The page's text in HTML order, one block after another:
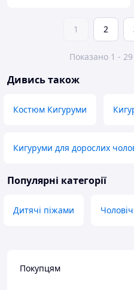
1 2
Показано 1 -
Дивись також
Костюм Кигуруми
Кигуруми для дорослих
Популярні категорії
Дитячі піжами
Покупцям